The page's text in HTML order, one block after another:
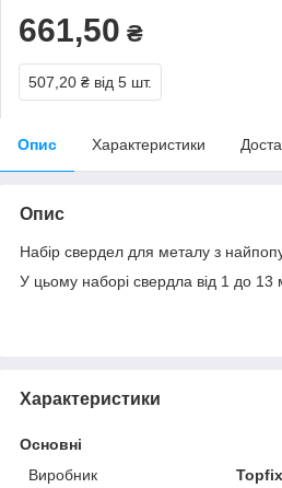
661,50 ₴
507,20 ₴ від 5 шт.
Опис Характеристики
Опис
Набір свердел для металу з
У цьому наборі свердла від 1 до 13
Характеристики
Основні
Виробник
Topfix